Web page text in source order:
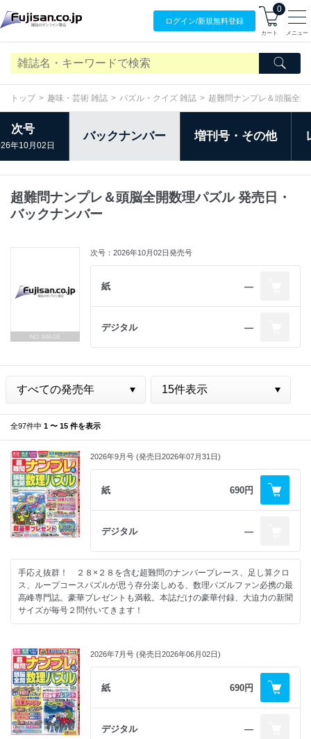
ログイン/新規無料登録
0
カート メニュー
トップ 趣味・芸術 雑誌 パズル・クイズ 雑誌 超難問ナンプレ＆頭脳全開
次号
年10月02日
バックナンバー 増刊号・その他
超難問ナンプレ＆頭脳全開数理パズル 発売日・
バックナンバー
次号：2026年10月02日発売号
紙 ―
デジタル ―
全97件中 1 〜 15 件を表示
2026年9月号 (発売日2026年07月31日)
紙 690円
デジタル ―
手応え抜群！ ２８×２８を含む超難問のナンバープレース、足し算クロ
ス、ループコースパズルが思う存分楽しめる、数理パズルファン必携の最
高峰専門誌。豪華プレゼントも満載。本誌だけの豪華付録、大迫力の新聞
サイズが毎号２問付いてきます！
2026年7月号 (発売日2026年06月02日)
紙 690円
デジタル ―